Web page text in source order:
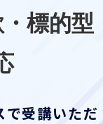
標的型
で受講いただ